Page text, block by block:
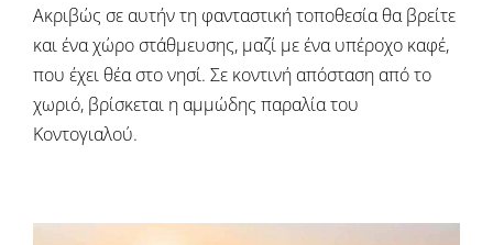
Ακριβώς σε αυτήν τη φανταστική τοποθεσία θα βρείτε
και ένα χώρο στάθμευσης, μαζί με ένα υπέροχο καφέ,
που έχει θέα στο νησί. Σε κοντινή απόσταση από το
χωριό, βρίσκεται η αμμώδης παραλία του
Κοντογιαλού.